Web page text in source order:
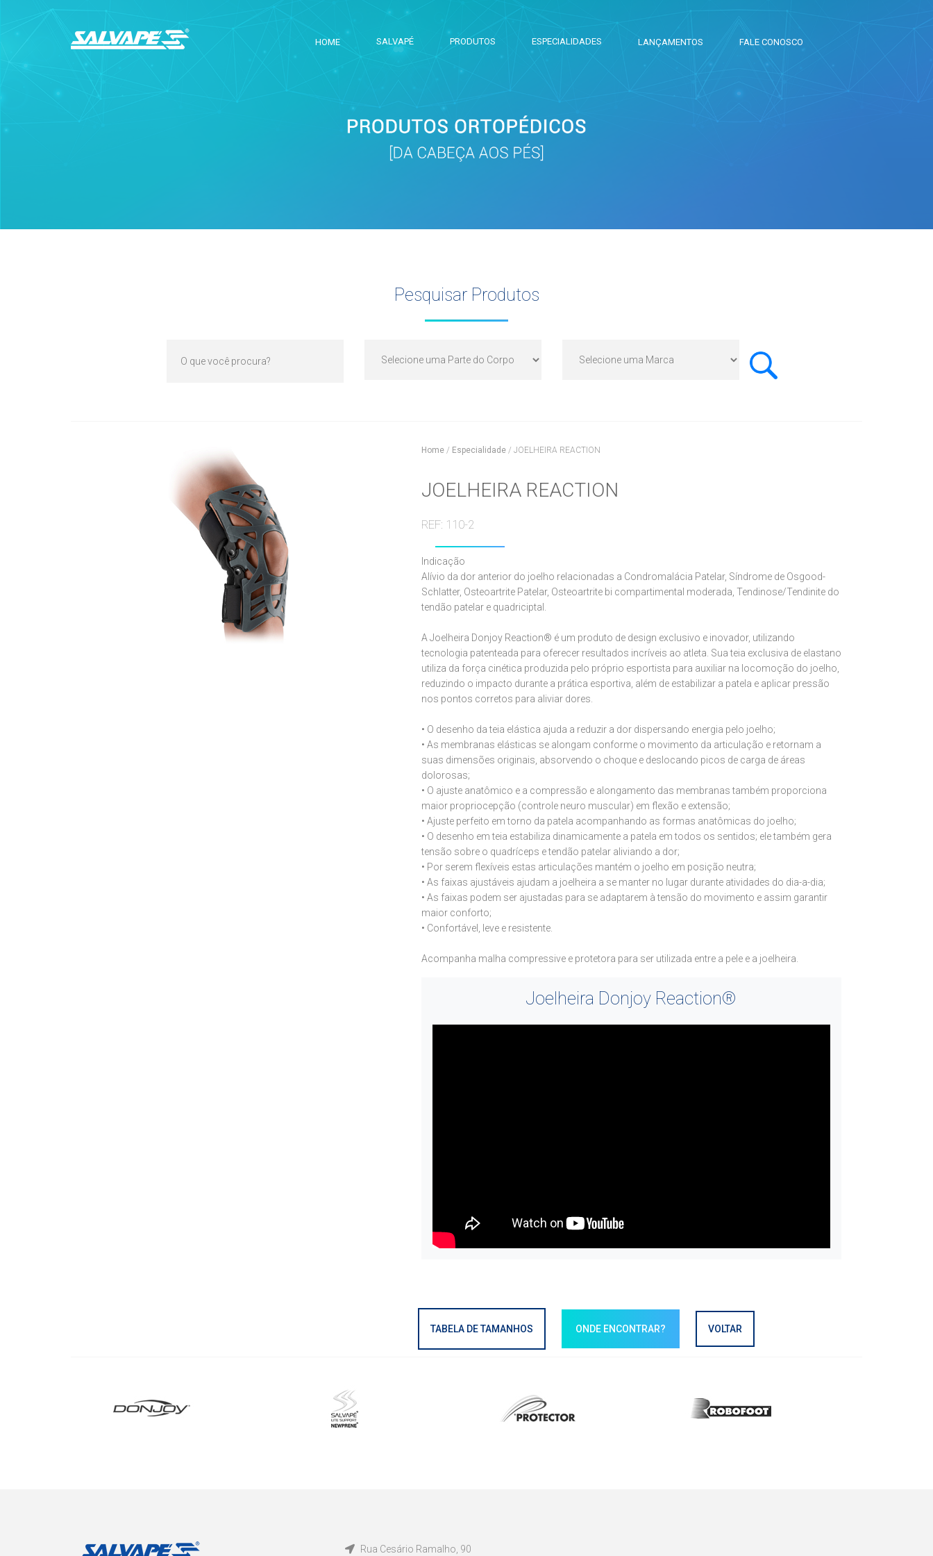
HOME SALVAPÉ PRODUTOS ESPECIALIDADES LANÇAMENTOS FALE CONOSCO
Pesquisar Produtos
Home / Especialidade / JOELHEIRA REACTION
JOELHEIRA REACTION
REF: 110-2
Indicação
Alívio da dor anterior do joelho relacionadas a Condromalácia Patelar, Síndrome de Osgood-
Schlatter, Osteoartrite Patelar, Osteoartrite bi compartimental moderada, Tendinose/Tendinite do
tendão patelar e quadriciptal.
A Joelheira Donjoy Reaction® é um produto de design exclusivo e inovador, utilizando
tecnologia patenteada para oferecer resultados incríveis ao atleta. Sua teia exclusiva de elastano
utiliza da força cinética produzida pelo próprio esportista para auxiliar na locomoção do joelho,
reduzindo o impacto durante a prática esportiva, além de estabilizar a patela e aplicar pressão
nos pontos corretos para aliviar dores.
• O desenho da teia elástica ajuda a reduzir a dor dispersando energia pelo joelho;
• As membranas elásticas se alongam conforme o movimento da articulação e retornam a
suas dimensões originais, absorvendo o choque e deslocando picos de carga de áreas
dolorosas;
• O ajuste anatômico e a compressão e alongamento das membranas também proporciona
maior propriocepção (controle neuro muscular) em flexão e extensão;
• Ajuste perfeito em torno da patela acompanhando as formas anatômicas do joelho;
• O desenho em teia estabiliza dinamicamente a patela em todos os sentidos; ele também gera
tensão sobre o quadríceps e tendão patelar aliviando a dor;
• Por serem flexíveis estas articulações mantém o joelho em posição neutra;
• As faixas ajustáveis ajudam a joelheira a se manter no lugar durante atividades do dia-a-dia;
• As faixas podem ser ajustadas para se adaptarem à tensão do movimento e assim garantir
maior conforto;
• Confortável, leve e resistente.
Acompanha malha compressive e protetora para ser utilizada entre a pele e a joelheira.
Joelheira Donjoy Reaction®
TABELA DE TAMANHOS ONDE ENCONTRAR? VOLTAR
Rua Cesário Ramalho, 90